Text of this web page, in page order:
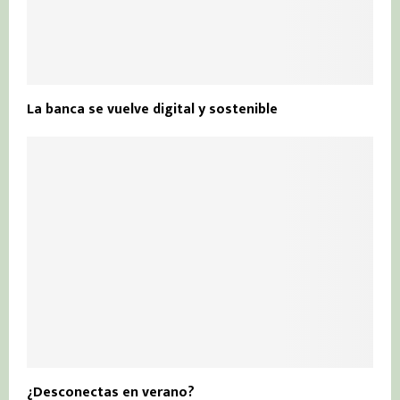
La banca se vuelve digital y sostenible
¿Desconectas en verano?